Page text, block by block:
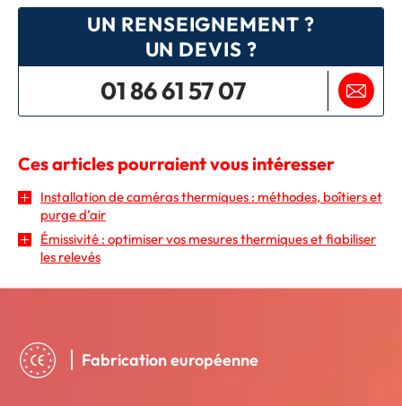
UN RENSEIGNEMENT ?
UN DEVIS ?
01 86 61 57 07
Ces articles pourraient vous intéresser
Installation de caméras thermiques : méthodes, boîtiers et
purge d’air
Émissivité : optimiser vos mesures thermiques et fiabiliser
les relevés
Fabrication européenne